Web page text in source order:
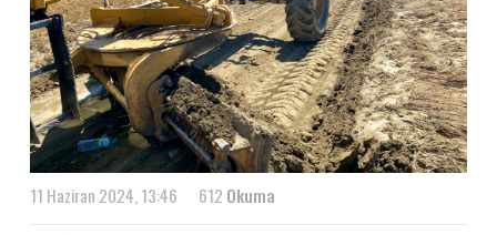
11 Haziran 2024, 13:46 612 Okuma